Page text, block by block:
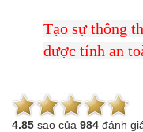
Tạo sự thông
được tính an
4.85 sao của 984 đánh